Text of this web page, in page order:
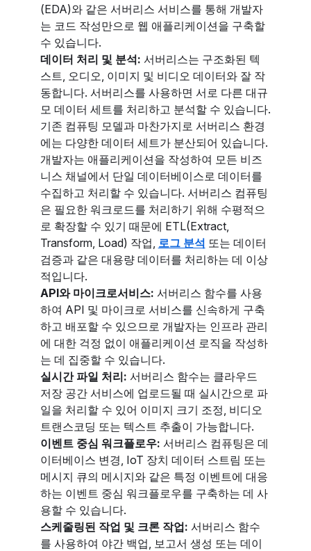
(EDA)와 같은 서버리스 서비스를 통해 개발자
는 코드 작성만으로 웹 애플리케이션을 구축할
수 있습니다.
데이터 처리 및 분석: 서버리스는 구조화된 텍
스트, 오디오, 이미지 및 비디오 데이터와 잘 작
동합니다. 서버리스를 사용하면 서로 다른 대규
모 데이터 세트를 처리하고 분석할 수 있습니다.
기존 컴퓨팅 모델과 마찬가지로 서버리스 환경
에는 다양한 데이터 세트가 분산되어 있습니다.
개발자는 애플리케이션을 작성하여 모든 비즈
니스 채널에서 단일 데이터베이스로 데이터를
수집하고 처리할 수 있습니다. 서버리스 컴퓨팅
은 필요한 워크로드를 처리하기 위해 수평적으
로 확장할 수 있기 때문에 ETL(Extract,
Transform, Load) 작업, 로그 분석 또는 데이터
검증과 같은 대용량 데이터를 처리하는 데 이상
적입니다.
API와 마이크로서비스: 서버리스 함수를 사용
하여 API 및 마이크로 서비스를 신속하게 구축
하고 배포할 수 있으므로 개발자는 인프라 관리
에 대한 걱정 없이 애플리케이션 로직을 작성하
는 데 집중할 수 있습니다.
실시간 파일 처리: 서버리스 함수는 클라우드
저장 공간 서비스에 업로드될 때 실시간으로 파
일을 처리할 수 있어 이미지 크기 조정, 비디오
트랜스코딩 또는 텍스트 추출이 가능합니다.
이벤트 중심 워크플로우: 서버리스 컴퓨팅은 데
이터베이스 변경, IoT 장치 데이터 스트림 또는
메시지 큐의 메시지와 같은 특정 이벤트에 대응
하는 이벤트 중심 워크플로우를 구축하는 데 사
용할 수 있습니다.
스케줄링된 작업 및 크론 작업: 서버리스 함수
를 사용하여 야간 백업, 보고서 생성 또는 데이